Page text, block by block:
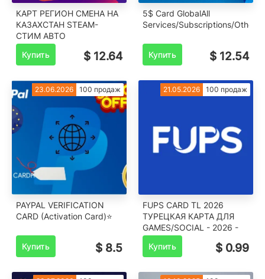
КАРТ РЕГИОН СМЕНА НА
КАЗАХСТАН STEAM-
СТИМ АВТО
Купить
$ 12.64
5$ Card GlobalAll
Services/Subscriptions/
Купить $ 12.54
23.06.2026 100 продаж
PAYPAL VERIFICATION
CARD (Activation Card)⭐
Купить $ 8.5
21.05.2026 100 продаж
FUPS CARD TL 2026
ТУРЕЦКАЯ КАРТА ДЛЯ
GAMES/SOCIAL - 2026 -
Купить
$ 0.99